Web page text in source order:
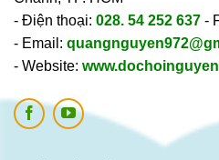
- Điện thoại: 028. 54 252 637 -
- Email:
- Website: